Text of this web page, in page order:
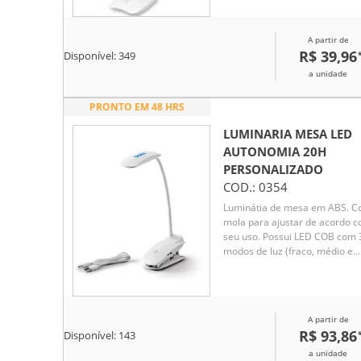
para carregamento.
Disponível:349
A partir de
R$ 39,96*
a unidade
PRONTO EM 48 HRS
LUMINARIA MESA LED
AUTONOMIA 20H
PERSONALIZADO
COD.: 0354
Luminátia de mesa em ABS.
mola para ajustar de acordo
seu uso. Possui LED COB com
modos de luz (fraco, médio e
lanterna na parte superior 11,5
Disponível: 143
A partir de
R$ 93,86*
a unidade